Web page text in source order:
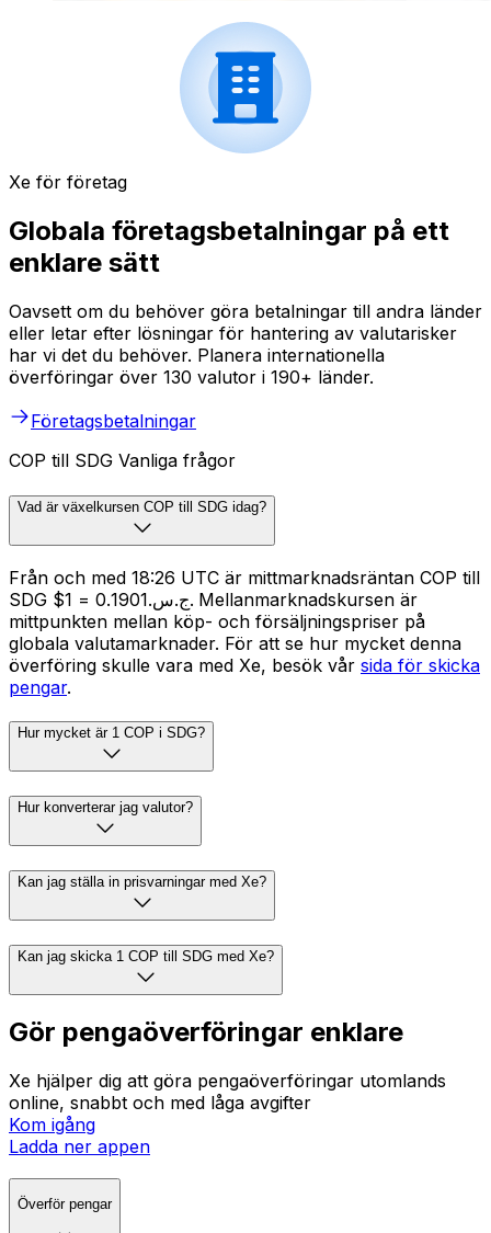
Xe för företag
Globala företagsbetalningar på ett
enklare sätt
Oavsett om du behöver göra betalningar till andra länder
eller letar efter lösningar för hantering av valutarisker
har vi det du behöver. Planera internationella
överföringar över 130 valutor i 190+ länder.
Företagsbetalningar
COP till SDG Vanliga frågor
Vad är växelkursen COP till SDG idag?
Från och med 18:26 UTC är mittmarknadsräntan COP till
SDG $1 = ج.س.0.1901. Mellanmarknadskursen är
mittpunkten mellan köp- och försäljningspriser på
globala valutamarknader. För att se hur mycket denna
överföring skulle vara med Xe, besök vår sida för skicka
pengar.
Hur mycket är 1 COP i SDG?
Hur konverterar jag valutor?
Kan jag ställa in prisvarningar med Xe?
Kan jag skicka 1 COP till SDG med Xe?
Gör pengaöverföringar enklare
Xe hjälper dig att göra pengaöverföringar utomlands
online, snabbt och med låga avgifter
Kom igång
Ladda ner appen
Överför pengar